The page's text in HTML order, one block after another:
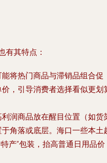
有其特点：
能将热门商品与滞销品组合促
，引导消费者选择看似更划
利润商品放在醒目位置（如货
角落或底层。海口一些本土
产”包装，抬高普通日用品价